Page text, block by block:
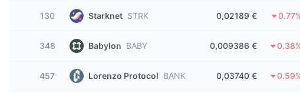
130 Starknet STRK 0,02189 €
348 Babylon BABY 0,009386 €
457 Lorenzo Protocol BANK 0,03740 €